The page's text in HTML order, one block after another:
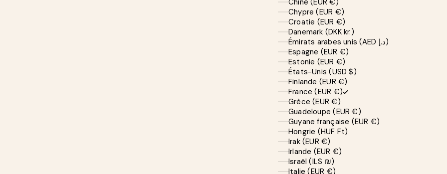
Chine (EUR €)
Chypre (EUR €)
Croatie (EUR €)
Danemark (DKK kr.)
Émirats arabes unis (AED د.إ)
Espagne (EUR €)
Estonie (EUR €)
États-Unis (USD $)
Finlande (EUR €)
France (EUR €)
Grèce (EUR €)
Guadeloupe (EUR €)
Guyane française (EUR €)
Hongrie (HUF Ft)
Irak (EUR €)
Irlande (EUR €)
Israël (ILS ₪)
Italie (EUR €)